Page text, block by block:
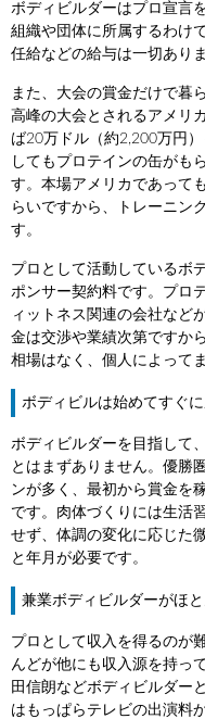
ボディビルダーはプロ宣言
組織や団体に所属するわけ
任給などの給与は一切あり
また、大会の賞金だけで暮
高峰の大会とされるアメリ
ば20万ドル（約2,200万円
してもプロテインの缶がも
す。本場アメリカであって
らいですから、トレーニン
す。
プロとして活動しているボ
ポンサー契約料です。プロ
ィットネス関連の会社など
金は交渉や業績次第ですか
相場はなく、個人によって
ボディビルは始めてすぐ
ボディビルダーを目指して
とはまずありません。優勝
ンが多く、最初から賞金を
です。肉体づくりには生活
せず、体調の変化に応じた
と年月が必要です。
兼業ボディビルダーがほ
プロとして収入を得るのが
んどが他にも収入源を持っ
田信朗などボディビルダー
はもっぱらテレビの出演料